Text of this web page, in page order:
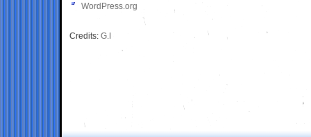
WordPress.org
Credits: G.I